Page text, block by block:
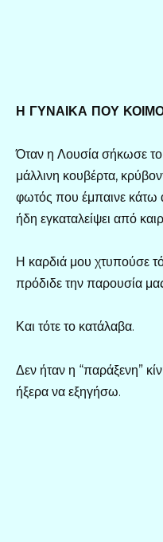
Η ΓΥΝΑΙΚΑ ΠΟΥ
Όταν η Λουσία σήκωσε το
μάλλινη κουβέρτα,
φωτός που έμπαινε κάτω
ήδη εγκαταλείψει από
Η καρδιά μου χτυπούσε
πρόδιδε την παρουσία
Και τότε το κατάλαβα.
Δεν ήταν η “παράξενη”
ήξερα να εξηγήσω.